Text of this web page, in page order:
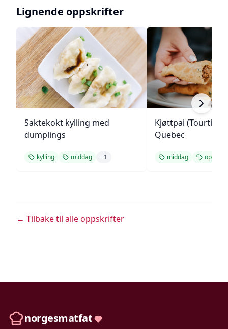
Lignende oppskrifter
Saktekokt kylling med
dumplings
kylling middag +1
Kjøttpai
Quebec
middag
← Tilbake til alle oppskrifter
norgesmatfat